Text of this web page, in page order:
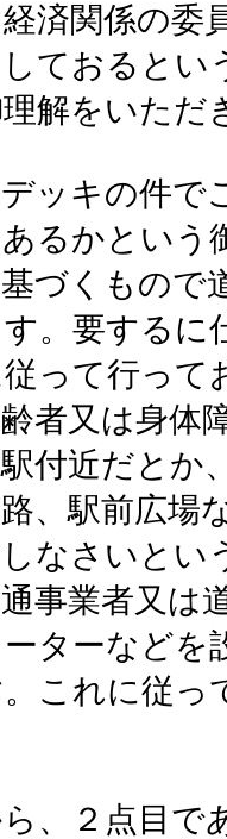
済関係の委
ておるとい
解をいただ
ッキの件で
るかという
づくもので
。要するに
って行って
者又は身体
付近だとか
、駅前広場
なさいとい
事業者又は
ターなどを
これに従っ
、２点目で